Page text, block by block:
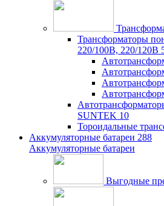
Трансформаторы
220/100В, 220/120В
SUNTEK 10
Тороидальные
Аккумуляторные батареи 288
Аккумуляторные батареи
Выгодные